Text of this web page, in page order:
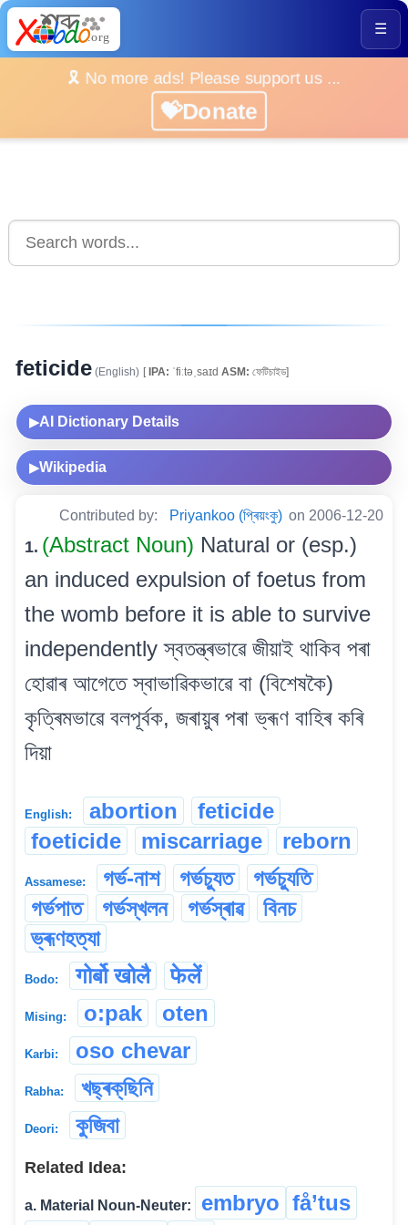
☰
🎗️ No more ads! Please support us ...
💝Donate
feticide (English) [IPA: ˈfiːtəˌsaɪd ASM: ফেটিচাইড]
▶AI Dictionary Details
▶Wikipedia
Contributed by: Priyankoo (প্ৰিয়ংকু) on 2006-12-20
1. (Abstract Noun) Natural or (esp.)
an induced expulsion of foetus from
the womb before it is able to survive
independently স্বতন্ত্ৰভাৱে জীয়াই থাকিব পৰা
হোৱাৰ আগেতে স্বাভাৱিকভাৱে বা (বিশেষকৈ)
কৃত্ৰিমভাৱে বলপূৰ্বক, জৰায়ুৰ পৰা ভ্ৰূণ বাহিৰ কৰি
দিয়া
English: abortion
feticide
foeticide
miscarriage reborn
Assamese: গৰ্ভ-নাশ গৰ্ভচ্যুত
গৰ্ভচ্যুতি
গৰ্ভপাত
গৰ্ভস্খলন গৰ্ভস্ৰাৱ
বিনচ
ভ্ৰূণহত্যা
Bodo: गोर्बो खोलै फेलें
Mising: o:pak oten
Karbi: oso chevar
Rabha: খছ্ৰক্‌ছিনি
Deori: কুজিবা
Related Idea:
a. Material Noun-Neuter: embryo få’tus